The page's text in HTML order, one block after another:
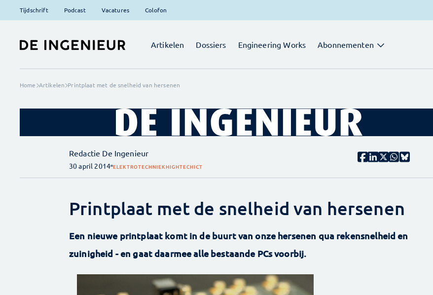
Tijdschrift Podcast Vacatures Colofon
Artikelen Dossiers Engineering Works Abonnementen
Home Artikelen Printplaat met de snelheid van hersenen
Redactie De Ingenieur
30 april 2014 ELEKTROTECHNIEKHIGHTECHICT
Printplaat met de snelheid van hersenen
Een nieuwe printplaat komt in de buurt van onze hersenen qua rekensnelheid en
zuinigheid - en gaat daarmee alle bestaande PCs voorbij.